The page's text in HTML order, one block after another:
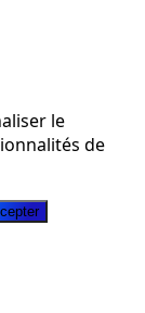
le
de